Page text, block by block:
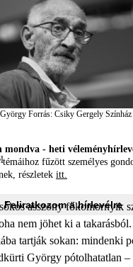
Forrás: Csiky Gergely Színház
mondva - heti
fűzött személyes
részletek itt.
Feliratkozom a hírlevélre
asszony főkomornyik
nem jöhet ki a
tartják sokan: mindenki
György pótolhatatlan –